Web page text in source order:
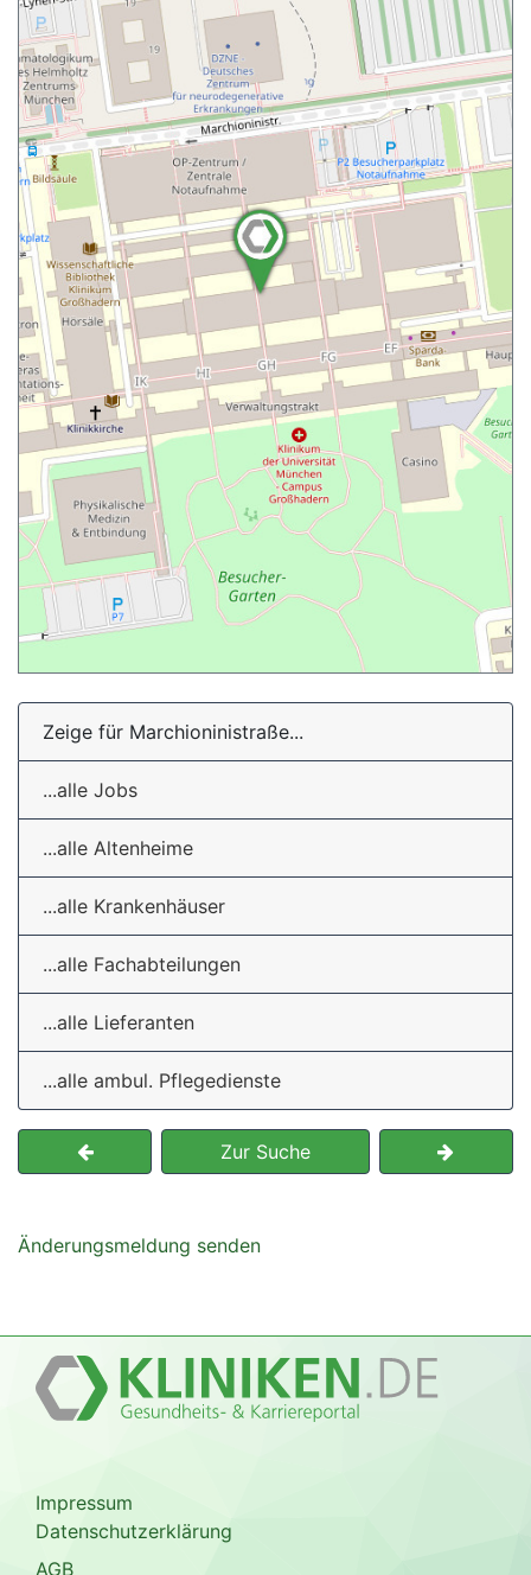
Zeige für Marchioninistraße...
...alle Jobs
...alle Altenheime
...alle Krankenhäuser
...alle Fachabteilungen
...alle Lieferanten
...alle ambul. Pflegedienste
Zur Suche
Änderungsmeldung senden
Impressum
Datenschutzerklärung
AGB